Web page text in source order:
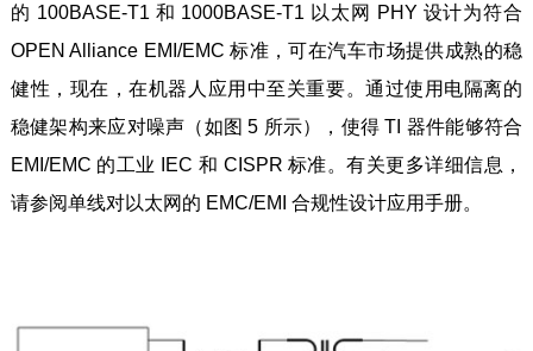
的 100BASE-T1 和 1000BASE-T1 以太网 PHY 设计为符合
OPEN Alliance EMI/EMC 标准，可在汽车市场提供成熟的稳
健性，现在，在机器人应用中至关重要。通过使用电隔离的
稳健架构来应对噪声（如图 5 所示），使得 TI 器件能够符合
EMI/EMC 的工业 IEC 和 CISPR 标准。有关更多详细信息，
请参阅单线对以太网的 EMC/EMI 合规性设计应用手册。